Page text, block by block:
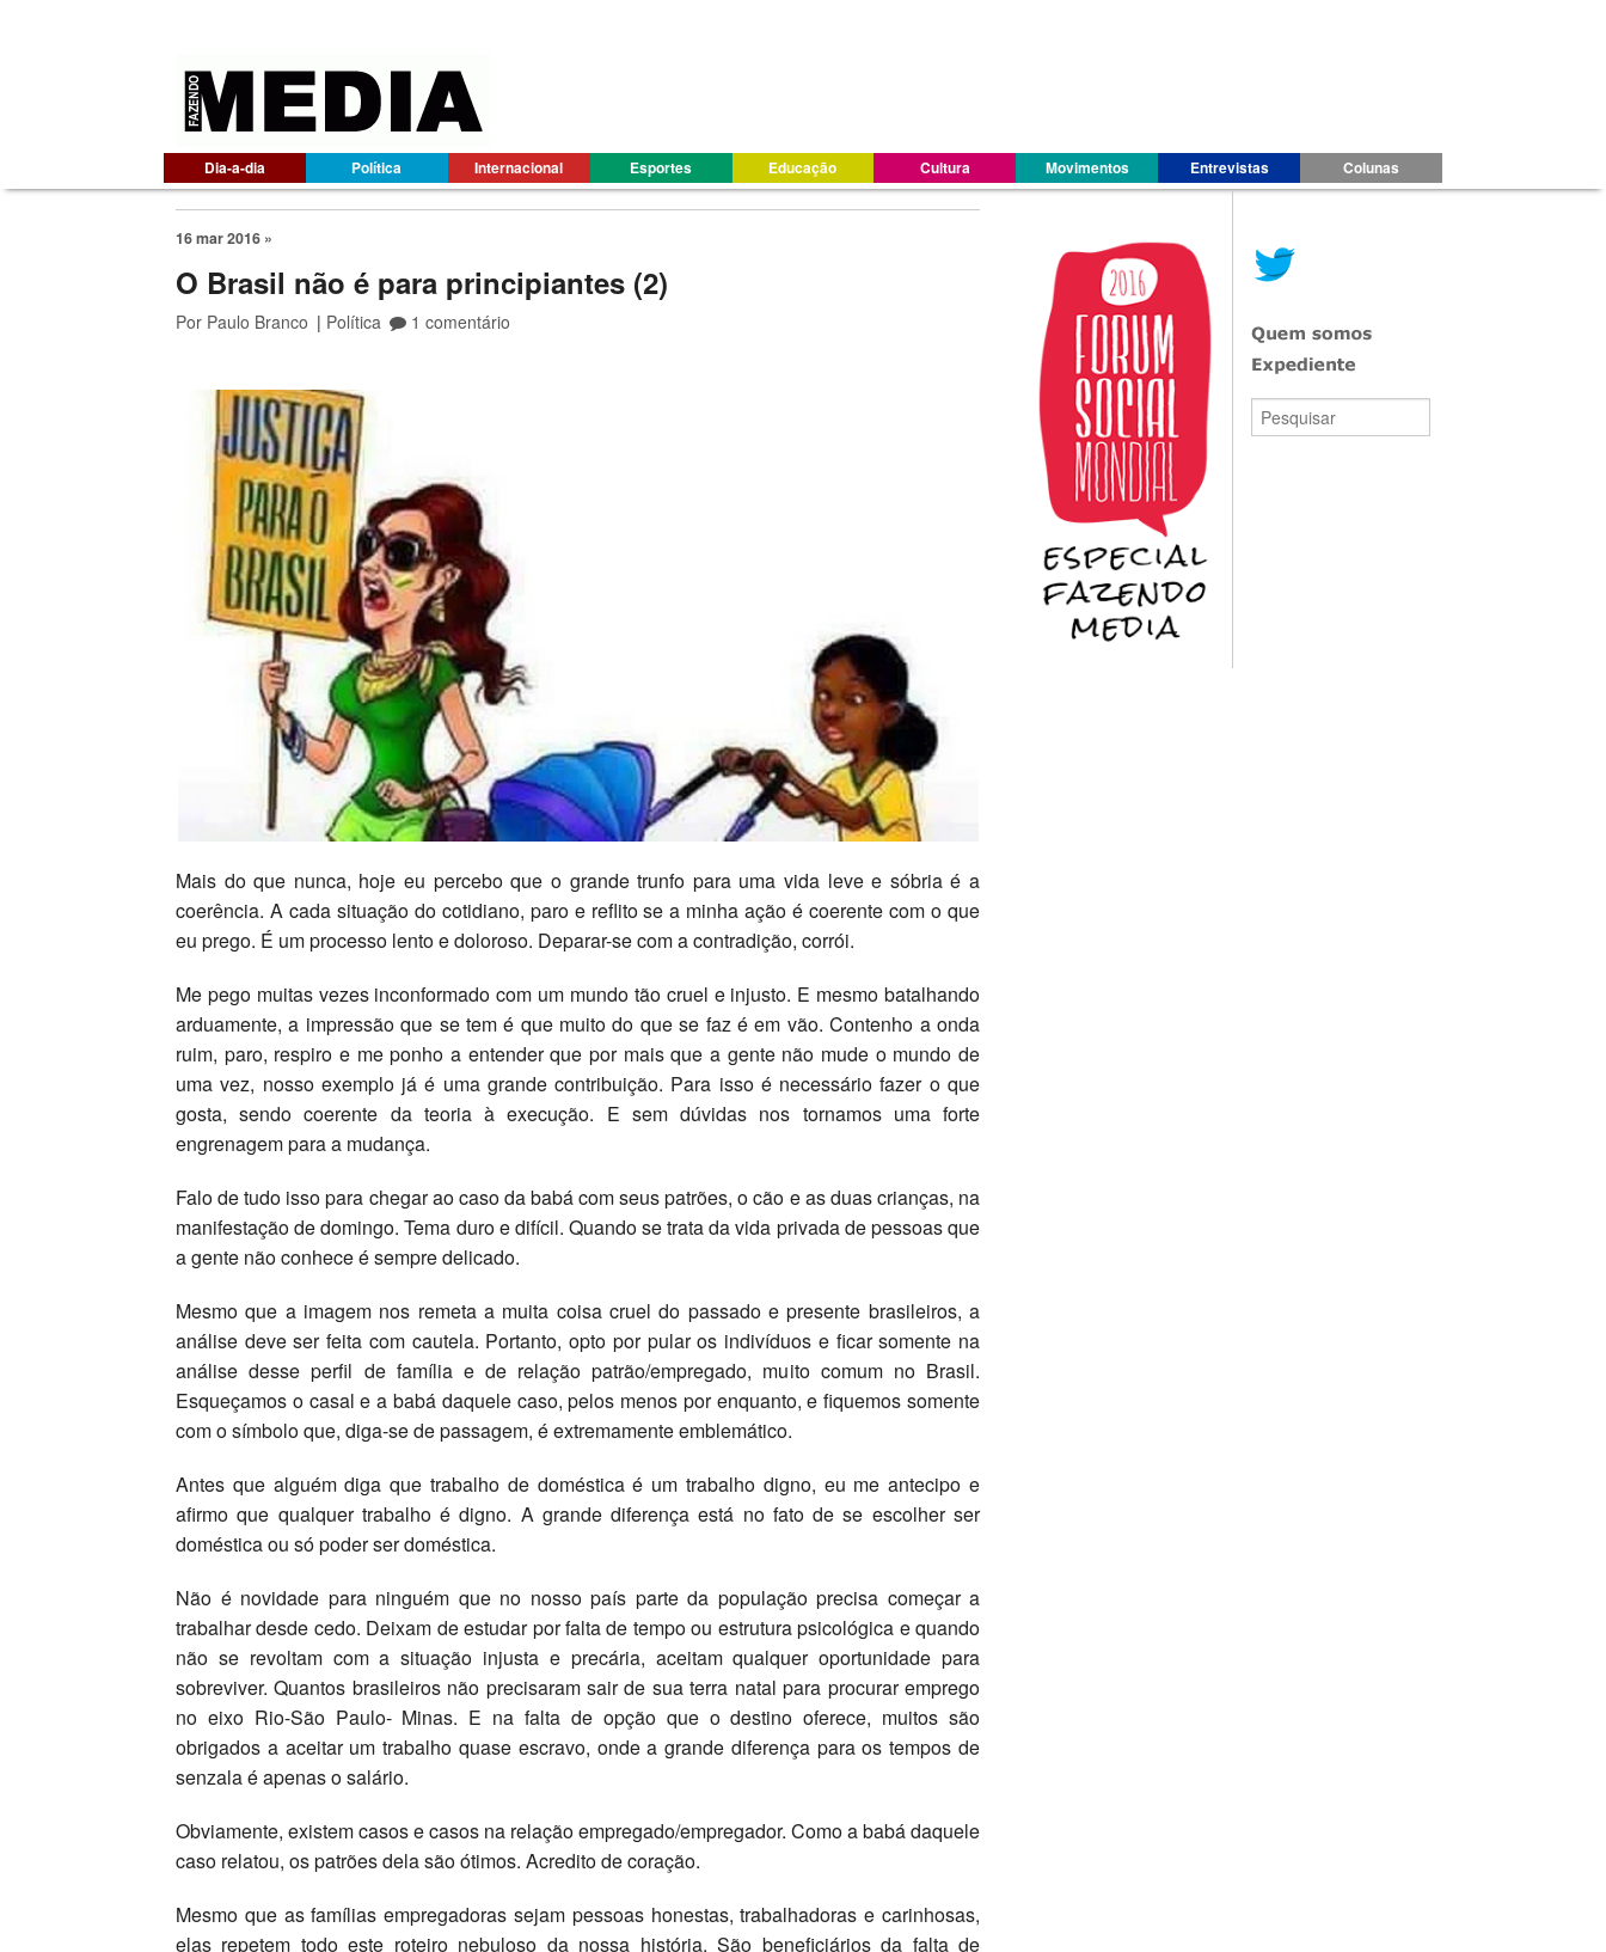
Dia-a-dia Política Internacional Esportes Educação Cultura Movimentos Entrevistas Colunas
16 mar 2016 »
O Brasil não é para principiantes (2)
Por Paulo Branco | Política 1 comentário
Mais do que nunca, hoje eu percebo que o grande trunfo para uma vida leve e sóbria é a
coerência. A cada situação do cotidiano, paro e reflito se a minha ação é coerente com o que
eu prego. É um processo lento e doloroso. Deparar-se com a contradição, corrói.
Me pego muitas vezes inconformado com um mundo tão cruel e injusto. E mesmo batalhando
arduamente, a impressão que se tem é que muito do que se faz é em vão. Contenho a onda
ruim, paro, respiro e me ponho a entender que por mais que a gente não mude o mundo de
uma vez, nosso exemplo já é uma grande contribuição. Para isso é necessário fazer o que
gosta, sendo coerente da teoria à execução. E sem dúvidas nos tornamos uma forte
engrenagem para a mudança.
Falo de tudo isso para chegar ao caso da babá com seus patrões, o cão e as duas crianças, na
manifestação de domingo. Tema duro e difícil. Quando se trata da vida privada de pessoas que
a gente não conhece é sempre delicado.
Mesmo que a imagem nos remeta a muita coisa cruel do passado e presente brasileiros, a
análise deve ser feita com cautela. Portanto, opto por pular os indivíduos e ficar somente na
análise desse perfil de família e de relação patrão/empregado, muito comum no Brasil.
Esqueçamos o casal e a babá daquele caso, pelos menos por enquanto, e fiquemos somente
com o símbolo que, diga-se de passagem, é extremamente emblemático.
Antes que alguém diga que trabalho de doméstica é um trabalho digno, eu me antecipo e
afirmo que qualquer trabalho é digno. A grande diferença está no fato de se escolher ser
doméstica ou só poder ser doméstica.
Não é novidade para ninguém que no nosso país parte da população precisa começar a
trabalhar desde cedo. Deixam de estudar por falta de tempo ou estrutura psicológica e quando
não se revoltam com a situação injusta e precária, aceitam qualquer oportunidade para
sobreviver. Quantos brasileiros não precisaram sair de sua terra natal para procurar emprego
no eixo Rio-São Paulo- Minas. E na falta de opção que o destino oferece, muitos são
obrigados a aceitar um trabalho quase escravo, onde a grande diferença para os tempos de
senzala é apenas o salário.
Obviamente, existem casos e casos na relação empregado/empregador. Como a babá daquele
caso relatou, os patrões dela são ótimos. Acredito de coração.
Mesmo que as famílias empregadoras sejam pessoas honestas, trabalhadoras e carinhosas,
elas repetem todo este roteiro nebuloso da nossa história. São beneficiários da falta de